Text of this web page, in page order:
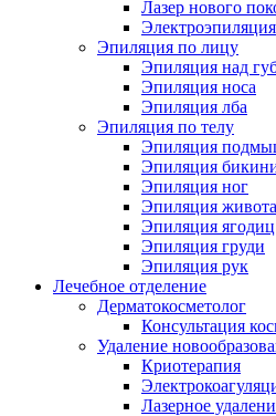
Лазер нового
Электроэпиляция
Эпиляция по лицу
Эпиляция над
Эпиляция носа
Эпиляция лба
Эпиляция по телу
Эпиляция
Эпиляция
Эпиляция ног
Эпиляция живота
Эпиляция ягодиц
Эпиляция груди
Эпиляция рук
Лечебное отделение
Дерматокосметолог
Консультация
Удаление
Криотерапия
Лазерное